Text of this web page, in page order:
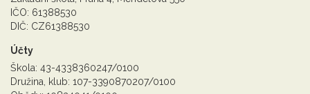
IČO: 61388530
DIČ: CZ61388530
Účty
Škola: 43-4338360247/0100
Družina, klub: 107-3390870207/0100